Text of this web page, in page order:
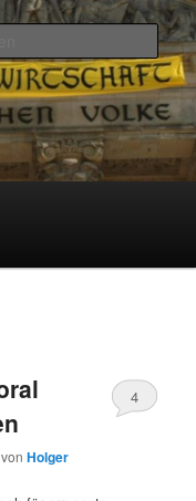
vonHolger
4